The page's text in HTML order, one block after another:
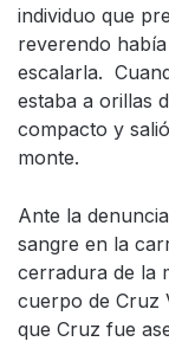
individuo que
reverendo
escalarla.
estaba a orillas
compacto y
monte.
Ante la
sangre en la
cerradura de la
cuerpo de Cruz
que Cruz fue